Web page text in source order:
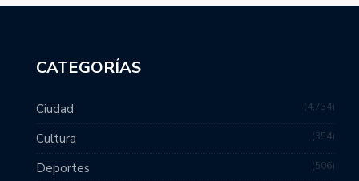
CATEGORÍAS
Ciudad 4,734
Cultura 354
Deportes 506